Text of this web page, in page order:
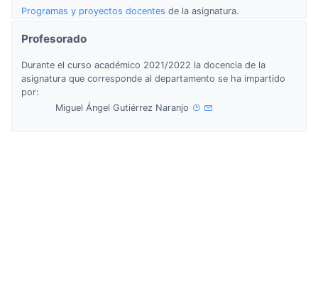
Programas y proyectos docentes de la asignatura.
Profesorado
Durante el curso académico 2021/2022 la docencia de la
asignatura que corresponde al departamento se ha impartido
por:
Miguel Ángel Gutiérrez Naranjo